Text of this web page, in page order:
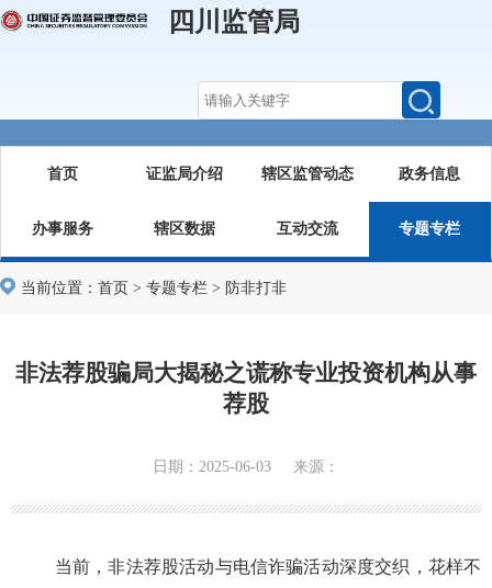
四川监管局
首页 证监局介绍 辖区监管动态 政务信息
办事服务 辖区数据 互动交流 专题专栏
当前位置： 首页 > 专题专栏 > 防非打非
非法荐股骗局大揭秘之谎称专业投资机构从事
荐股
日期：2025-06-03 来源：
当前 ，非法荐股活动与电信诈骗活动深度交织，花样不